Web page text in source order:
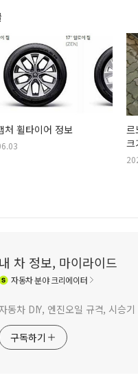
처 휠타이어 정보
르
크
내 차 정보, 마이라이드
자동차분야 크리에이터
동차 DIY, 엔진오일 규격, 시승기
구독하기